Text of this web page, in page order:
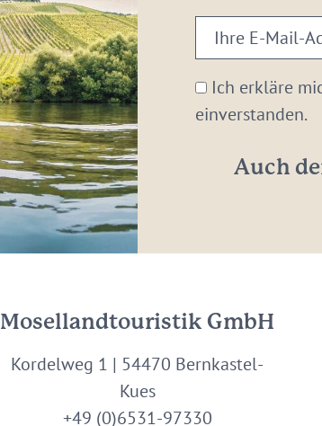
Ihre
E-
Mail-
Adresse:
Ich erkläre
einverstanden.
Auch
Mosellandtouristik GmbH
Kordelweg 1 | 54470 Bernkastel-
Kues
+49 (0)6531-97330